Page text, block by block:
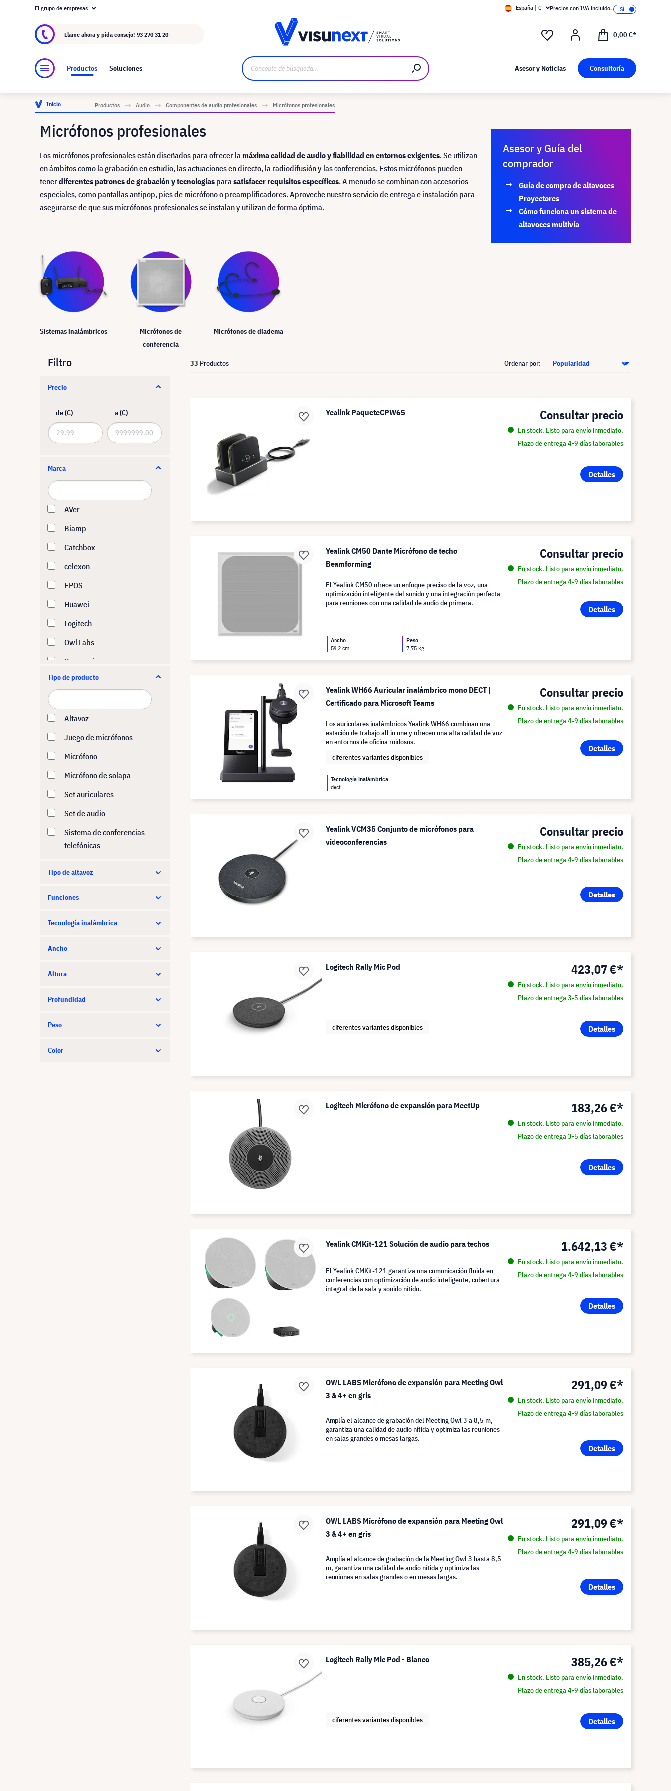
Acerca de visunext.es
El grupo de empresas España | € Precios con IVA incluido.
Llame ahora y pida consejo! 93 270 31 20 0,00 €*
Productos Soluciones Asesor y Noticias Consultoría
Inicio Productos Audio Componentes de audio profesionales Micrófonos profesionales
Micrófonos profesionales
Los micrófonos profesionales están diseñados para ofrecer la máxima calidad de audio y fiabilidad en entornos exigentes. Se utilizan
en ámbitos como la grabación en estudio, las actuaciones en directo, la radiodifusión y las conferencias. Estos micrófonos pueden
tenerdiferentes patrones de grabación y tecnologías parasatisfacer requisitos específicos. A menudo se combinan con accesorios
especiales, como pantallas antipop, pies de micrófono o preamplificadores. Aproveche nuestro servicio de entrega e instalación para
asegurarse de que sus micrófonos profesionales se instalan y utilizan de forma óptima.
Asesor y Guía del
comprador
Guía de compra de altavoces
Proyectores
Cómo funciona un sistema de
altavoces multivía
Sistemas inalámbricos
Micrófonos de
conferencia
Micrófonos de diadema
Filtro
Precio
de (€) a (€)
Marca
AVer
Biamp
Catchbox
celexon
EPOS
Huawei
Logitech
Owl Labs
Panasonic
Shure
Yealink
Tipo de producto
Altavoz
Juego de micrófonos
Micrófono
Micrófono de solapa
Set auriculares
Set de audio
Sistema de conferencias
telefónicas
Tipo de altavoz
Funciones
Tecnología inalámbrica
Ancho
Altura
Profundidad
Peso
Color
33 Productos Ordenar por:
Yealink PaqueteCPW65 Consultar precio
En stock. Listo para envío inmediato.
Plazo de entrega 4-9 días laborables
Detalles
Yealink CM50 Dante Micrófono de techo
Beamforming
Consultar precio
En stock. Listo para envío inmediato.
Plazo de entrega 4-9 días laborables
Detalles
El Yealink CM50 ofrece un enfoque preciso de la voz, una
optimización inteligente del sonido y una integración perfecta
para reuniones con una calidad de audio de primera.
Ancho
59,2 cm
Peso
7,75 kg
Yealink WH66 Auricular inalámbrico mono DECT |
Certificado para Microsoft Teams
Consultar precio
En stock. Listo para envío inmediato.
Plazo de entrega 4-9 días laborables
Detalles
Los auriculares inalámbricos Yealink WH66 combinan una
estación de trabajo all in one y ofrecen una alta calidad de voz
en entornos de oficina ruidosos.
diferentes variantes disponibles
Tecnología inalámbrica
dect
Yealink VCM35 Conjunto de micrófonos para
videoconferencias
Consultar precio
En stock. Listo para envío inmediato.
Plazo de entrega 4-9 días laborables
Detalles
Logitech Rally Mic Pod 423,07 €*
En stock. Listo para envío inmediato.
Plazo de entrega 3-5 días laborables
Detalles
diferentes variantes disponibles
Logitech Micrófono de expansión para MeetUp 183,26 €*
En stock. Listo para envío inmediato.
Plazo de entrega 3-5 días laborables
Detalles
Yealink CMKit-121 Solución de audio para techos 1.642,13 €*
En stock. Listo para envío inmediato.
Plazo de entrega 4-9 días laborables
Detalles
El Yealink CMKit-121 garantiza una comunicación fluida en
conferencias con optimización de audio inteligente, cobertura
integral de la sala y sonido nítido.
OWL LABS Micrófono de expansión para Meeting Owl
3 & 4+ en gris
291,09 €*
En stock. Listo para envío inmediato.
Plazo de entrega 4-9 días laborables
Detalles
Amplía el alcance de grabación del Meeting Owl 3 a 8,5 m,
garantiza una calidad de audio nítida y optimiza las reuniones
en salas grandes o mesas largas.
OWL LABS Micrófono de expansión para Meeting Owl
3 & 4+ en gris
291,09 €*
En stock. Listo para envío inmediato.
Plazo de entrega 4-9 días laborables
Detalles
Amplía el alcance de grabación de la Meeting Owl 3 hasta 8,5
m, garantiza una calidad de audio nítida y optimiza las
reuniones en salas grandes o en mesas largas.
Logitech Rally Mic Pod - Blanco 385,26 €*
En stock. Listo para envío inmediato.
Plazo de entrega 4-9 días laborables
Detalles
diferentes variantes disponibles